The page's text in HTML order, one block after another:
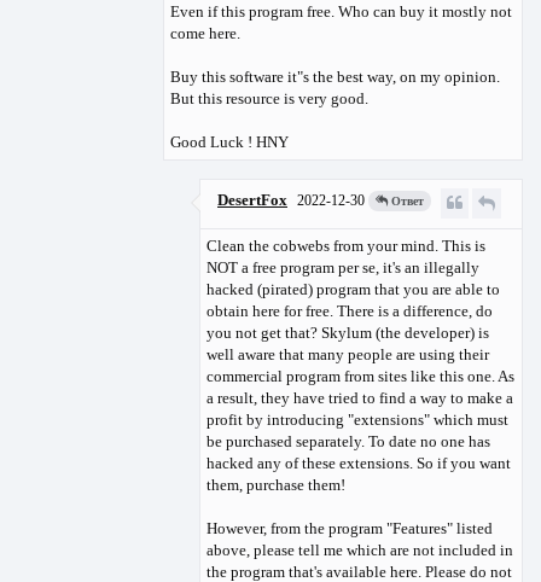
Even if this program free. Who can buy it mostly not
come here.
Buy this software it"s the best way, on my opinion.
But this resource is very good.
Good Luck ! HNY
DesertFox 2022-12-30 Ответ
Clean the cobwebs from your mind. This is
NOT a free program per se, it's an illegally
hacked (pirated) program that you are able to
obtain here for free. There is a difference, do
you not get that? Skylum (the developer) is
well aware that many people are using their
commercial program from sites like this one. As
a result, they have tried to find a way to make a
profit by introducing "extensions" which must
be purchased separately. To date no one has
hacked any of these extensions. So if you want
them, purchase them!
However, from the program "Features" listed
above, please tell me which are not included in
the program that's available here. Please do not